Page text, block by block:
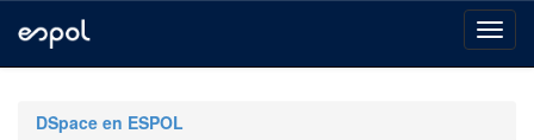
navigationDSpace en ESPOL